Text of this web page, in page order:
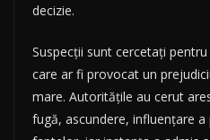
decizie.
Suspecții sunt cercetați
care ar fi provocat un
mare. Autoritățile au cerut
fugă, ascundere, influențare